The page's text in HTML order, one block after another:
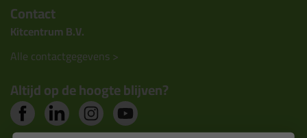
Contact
Kitcentrum B.V.
Alle contactgegevens >
Altijd op de hoogte blijven?